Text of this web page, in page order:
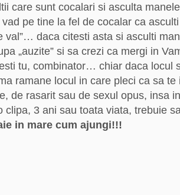
care sunt cocalari si asculta
pe tine la fel de cocalar ca
val”… daca citesti asta si asculti
„auzite” si sa crezi ca mergi in
tu, combinator… chiar daca locul
ramane locul in care pleci ca sa
de rasarit sau de sexul opus, insa
clipa, 3 ani sau toata viata, trebuie
in mare cum ajungi!!!